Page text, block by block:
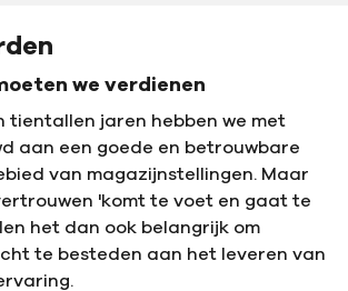
we verdienen
tientallen jaren hebben we met
aan een goede en betrouwbare
van magazijnstellingen. Maar
'komt te voet en gaat te
het dan ook belangrijk om
te besteden aan het leveren van